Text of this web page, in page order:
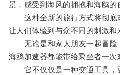
景，感受到海风的拥抱和海鸥的
这种全新的旅行方式将彻底
让人们体验到与众不同的刺激和
无论是和家人朋友一起冒险
海鸥加速器都能带给乘坐者一次
它不仅仅是一种交通工具，